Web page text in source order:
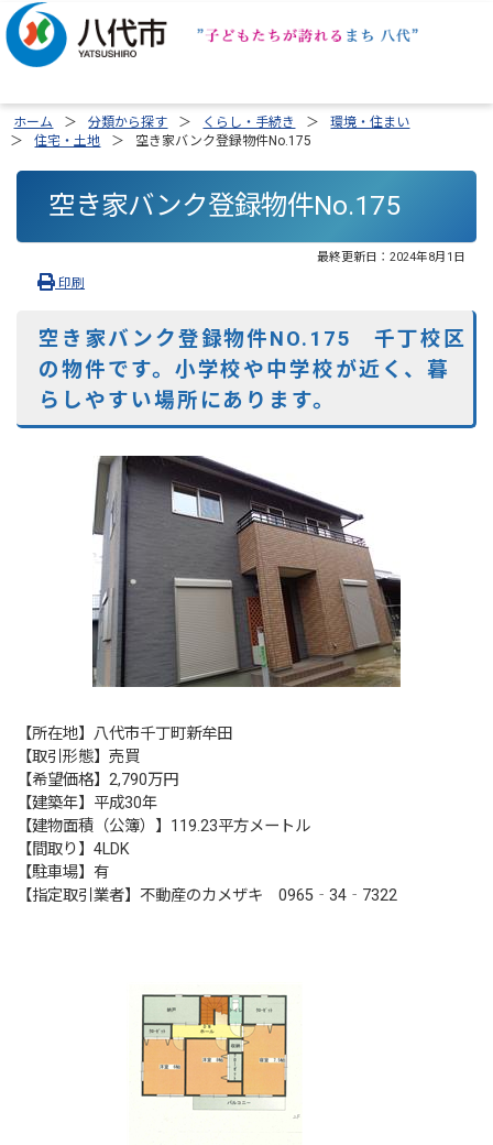
ホーム 分類から探す くらし・手続き
環境・住まい
住宅・土地
空き家バンク登録物件No.175
空き家バンク登録物件No.175
最終更新日： 2024年8月1日
印刷
空き家バンク登録物件NO.175 千丁校区
の物件です。小学校や中学校が近く、暮
らしやすい場所にあります。
【所在地】八代市千丁町新牟田
【取引形態】売買
【希望価格】2,790万円
【建築年】平成30年
【建物面積（公簿）】119.23平方メートル
【間取り】4LDK
【駐車場】有
【指定取引業者】不動産のカメザキ 0965‐34‐7322